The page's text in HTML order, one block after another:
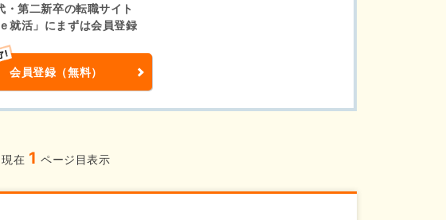
・第二新卒の転職サイト
ｅ就活」にまずは会員登録
会員登録（無料）
現在 1 ページ目表示